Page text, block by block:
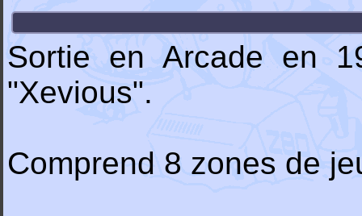
Sortie en Arcade en
"Xevious".
Comprend 8 zones de